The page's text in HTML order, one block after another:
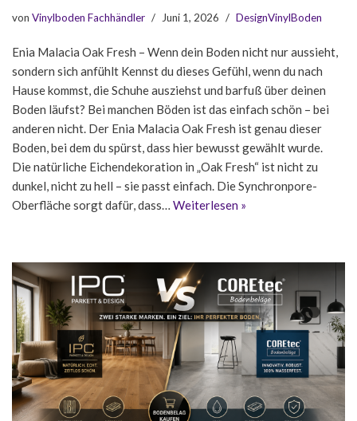
von Vinylboden Fachhändler Juni 1, 2026 DesignVinylBoden
Enia Malacia Oak Fresh – Wenn dein Boden nicht nur aussieht,
sondern sich anfühlt Kennst du dieses Gefühl, wenn du nach
Hause kommst, die Schuhe ausziehst und barfuß über deinen
Boden läufst? Bei manchen Böden ist das einfach schön – bei
anderen nicht. Der Enia Malacia Oak Fresh ist genau dieser
Boden, bei dem du spürst, dass hier bewusst gewählt wurde.
Die natürliche Eichendekoration in „Oak Fresh“ ist nicht zu
dunkel, nicht zu hell – sie passt einfach. Die Synchronpore-
Oberfläche sorgt dafür, dass… Weiterlesen »